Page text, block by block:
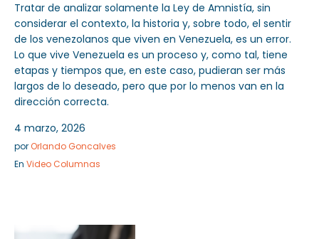
Tratar de analizar solamente la Ley de Amnistía, sin
considerar el contexto, la historia y, sobre todo, el sentir
de los venezolanos que viven en Venezuela, es un error.
Lo que vive Venezuela es un proceso y, como tal, tiene
etapas y tiempos que, en este caso, pudieran ser más
largos de lo deseado, pero que por lo menos van en la
dirección correcta.
4 marzo, 2026
por Orlando Goncalves
En Video Columnas